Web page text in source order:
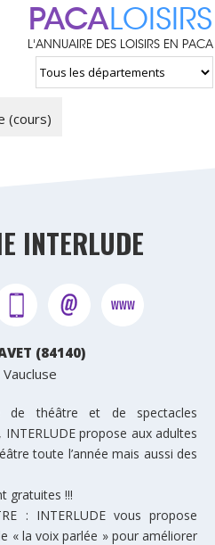
PACALOISIRS
L'ANNUAIRE DES LOISIRS EN PACA
(cours)
INTERLUDE
(84140)
de théâtre et de spectacles
propose aux adultes
toute l’année mais aussi des
gratuites !!!
: INTERLUDE vous propose
« la voix parlée » pour améliorer